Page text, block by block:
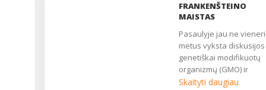
FRANKENŠTEINO
MAISTAS
Pasaulyje jau ne vienerius
metus vyksta
genetiškai modifikuotų
organizmų (GMO) ir
genetiškai modifikuotų
Skaityti daugiau